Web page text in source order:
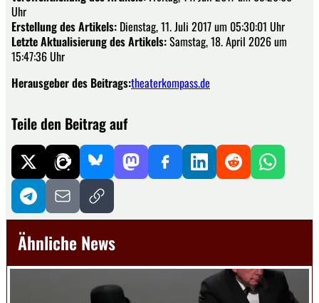
Uhr
Erstellung des Artikels: Dienstag, 11. Juli 2017 um 05:30:01 Uhr
Letzte Aktualisierung des Artikels:Samstag, 18. April 2026 um
15:47:36 Uhr
Herausgeber des Beitrags:theaterkompass.de
Teile den Beitrag auf
Ähnliche News